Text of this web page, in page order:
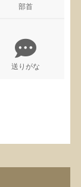
部首
送りがな